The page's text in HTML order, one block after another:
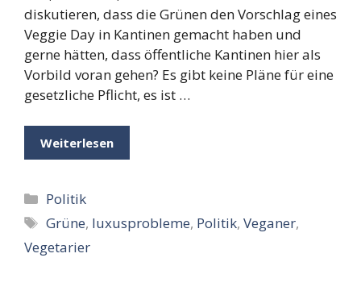
diskutieren, dass die Grünen den Vorschlag eines
Veggie Day in Kantinen gemacht haben und
gerne hätten, dass öffentliche Kantinen hier als
Vorbild voran gehen? Es gibt keine Pläne für eine
gesetzliche Pflicht, es ist …
Weiterlesen
Kategorien
Politik
Schlagwörter
Grüne, luxusprobleme, Politik,Veganer,
Vegetarier